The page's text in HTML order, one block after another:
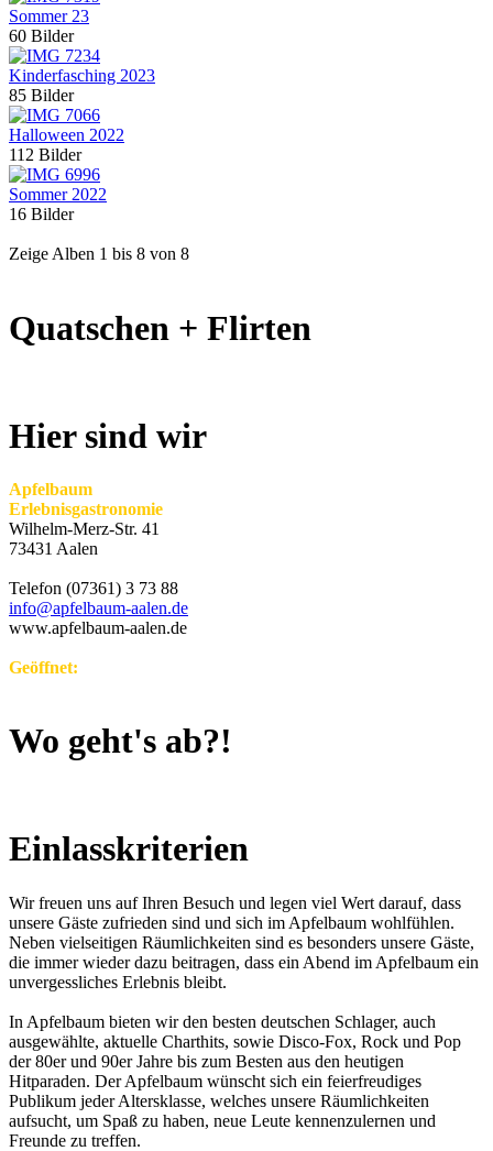
Sommer 23
60 Bilder
Kinderfasching 2023
85 Bilder
Halloween 2022
112 Bilder
Sommer 2022
16 Bilder
Zeige Alben 1 bis 8 von 8
Quatschen + Flirten
Hier sind wir
Apfelbaum
Erlebnisgastronomie
Wilhelm-Merz-Str. 41
73431 Aalen
Telefon (07361) 3 73 88
info@apfelbaum-aalen.de
www.apfelbaum-aalen.de
Geöffnet:
Wo geht's ab?!
Einlasskriterien
Wir freuen uns auf Ihren Besuch und legen viel Wert darauf, dass
unsere Gäste zufrieden sind und sich im Apfelbaum wohlfühlen.
Neben vielseitigen Räumlichkeiten sind es besonders unsere Gäste,
die immer wieder dazu beitragen, dass ein Abend im Apfelbaum ein
unvergessliches Erlebnis bleibt.
In Apfelbaum bieten wir den besten deutschen Schlager, auch
ausgewählte, aktuelle Charthits, sowie Disco-Fox, Rock und Pop
der 80er und 90er Jahre bis zum Besten aus den heutigen
Hitparaden. Der Apfelbaum wünscht sich ein feierfreudiges
Publikum jeder Altersklasse, welches unsere Räumlichkeiten
aufsucht, um Spaß zu haben, neue Leute kennenzulernen und
Freunde zu treffen.